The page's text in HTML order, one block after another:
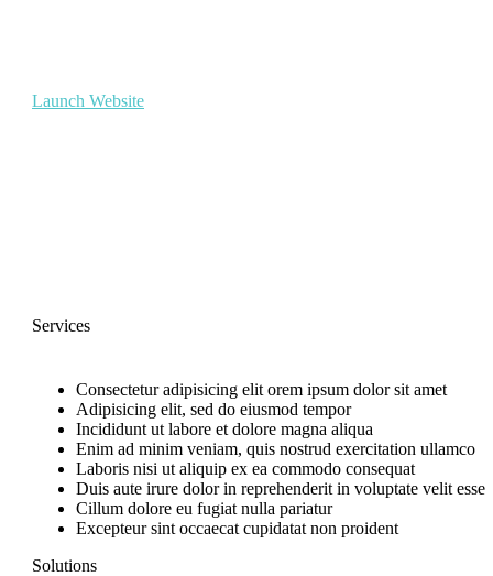
Launch Website
Services
Consectetur adipisicing elit orem ipsum dolor sit amet
Adipisicing elit, sed do eiusmod tempor
Incididunt ut labore et dolore magna aliqua
Enim ad minim veniam, quis nostrud exercitation ullamco
Laboris nisi ut aliquip ex ea commodo consequat
Duis aute irure dolor in reprehenderit in voluptate velit esse
Cillum dolore eu fugiat nulla pariatur
Excepteur sint occaecat cupidatat non proident
Solutions